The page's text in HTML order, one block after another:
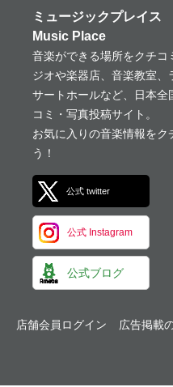
ミュージックプレイス
Music Place
音楽ができる場所をクチコ
ジオや楽器店、音楽教室、
サートホールなど、日本全
コミ・写真投稿サイト。
お気に入りの音楽情報をク
う！
公式 twitter
公式 Instagram
公式ブログ
店舗会員ログイン 広告掲載